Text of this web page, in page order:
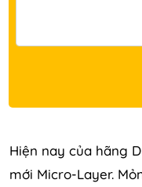
Hiện nay của hãng
mới Micro-Layer.